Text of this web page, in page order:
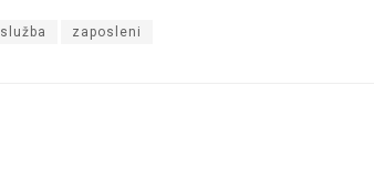
služba zaposleni